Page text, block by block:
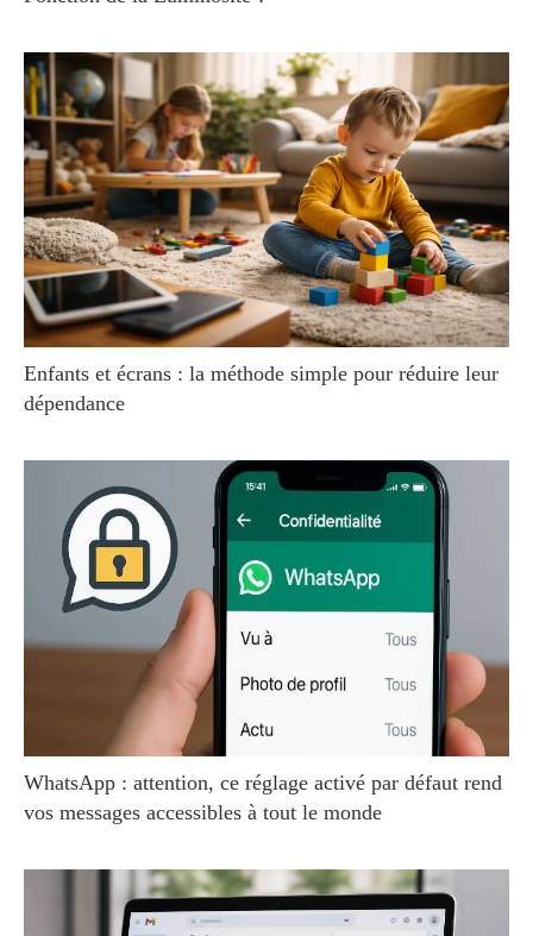
Enfants et écrans : la méthode simple pour réduire leur
dépendance
WhatsApp : attention, ce réglage activé par défaut rend
vos messages accessibles à tout le monde